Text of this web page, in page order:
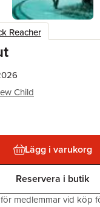
Reacher
Child
Lägg i varukorg
Reservera i butik
medlemmar vid köp